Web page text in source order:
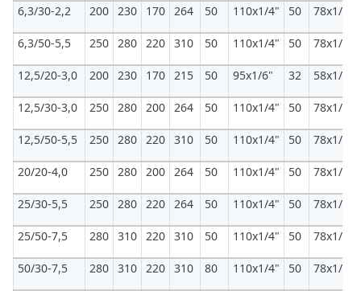
6,3/30-2,2 200 230 170 264 50 110x1/4" 50 78х1/6"
6,3/50-5,5 250 280 220 310 50 110х1/4" 50 78х1/6"
12,5/20-3,0 200 230 170 215 50 95x1/6" 32 58х1/6"
12,5/30-3,0 250 280 200 264 50 110х1/4" 50 78х1/6"
12,5/50-5,5 250 280 220 310 50 110х1/4" 50 78х1/6"
20/20-4,0 250 280 200 264 50 110x1/4" 50 78х1/6"
25/30-5,5 250 280 220 264 50 110x1/4" 50 78х1/6"
25/50-7,5 280 310 220 310 50 110х1/4" 50 78х1/6"
50/30-7,5 280 310 220 310 80 110x1/4" 50 78х1/6"